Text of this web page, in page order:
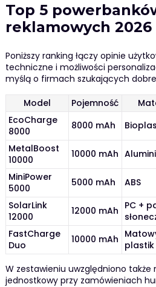
Top 5
reklamowych 2026
Poniższy ranking łączy opinie
techniczne i możliwości
myślą o firmach szukających
Model
Pojemność
EcoCharge
8000
8000 mAh
MetalBoost
10000
10000 mAh
MiniPower
5000
5000 mAh ABS
SolarLink
12000
12000 mAh PC +
FastCharge
Duo
10000 mAh plastik
W zestawieniu uwzględniono także
jednostkowy przy zamówieniach